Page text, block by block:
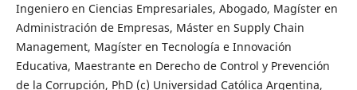
Ingeniero en Ciencias Empresariales, Abogado, Magíster en
Administración de Empresas, Máster en Supply Chain
Management, Magíster en Tecnología e Innovación
Educativa, Maestrante en Derecho de Control y Prevención
de la Corrupción, PhD (c) Universidad Católica Argentina,